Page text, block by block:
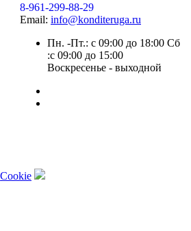
8-961-299-88-29
Email: info@konditeruga.ru
Пн. -Пт.: с 09:00 до 18:00 Сб
:с 09:00 до 15:00
Воскресенье - выходной
Сookie